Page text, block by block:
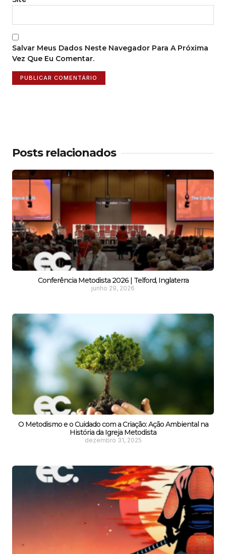
Salvar Meus Dados Neste Navegador Para A Próxima
Vez Que Eu Comentar.
Posts relacionados
Conferência Metodista 2026 | Telford, Inglaterra
junho 29, 2026
O Metodismo e o Cuidado com a Criação: Ação Ambiental na
História da Igreja Metodista
dezembro 31, 2025